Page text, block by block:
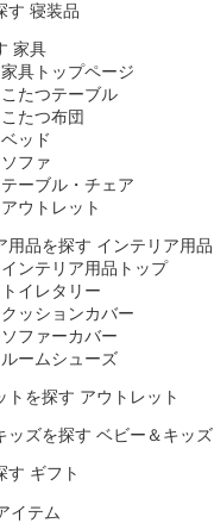
寝装品
家具
家具トップページ
こたつテーブル
こたつ布団
ベッド
ソファ
テーブル・チェア
アウトレット
インテリア用品
インテリア用品トップ
トイレタリー
クッションカバー
ソファーカバー
ルームシューズ
アウトレット
ベビー＆キッズ
ギフト